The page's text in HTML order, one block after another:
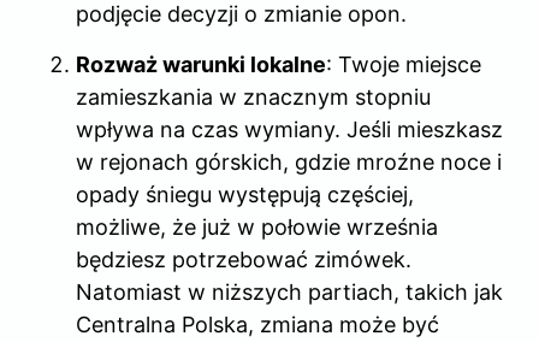
podjęcie decyzji o zmianie opon.
Rozważ warunki lokalne: Twoje miejsce
zamieszkania w znacznym stopniu
wpływa na czas wymiany. Jeśli mieszkasz
w rejonach górskich, gdzie mroźne noce i
opady śniegu występują częściej,
możliwe, że już w połowie września
będziesz potrzebować zimówek.
Natomiast w niższych partiach, takich jak
Centralna Polska, zmiana może być